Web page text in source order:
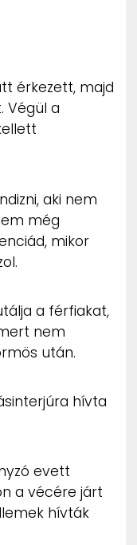
érkezett, majd
Végül a
aki nem
még
mikor
a férfiakat,
nem
után.
hívta
evett
a vécére járt
hívták